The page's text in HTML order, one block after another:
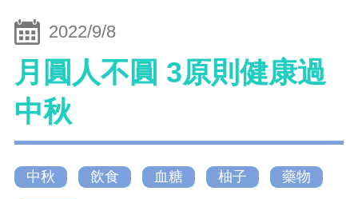
2022/9/8
月圓人不圓 3原則健康過
中秋
中秋 飲食 血糖 柚子 藥物